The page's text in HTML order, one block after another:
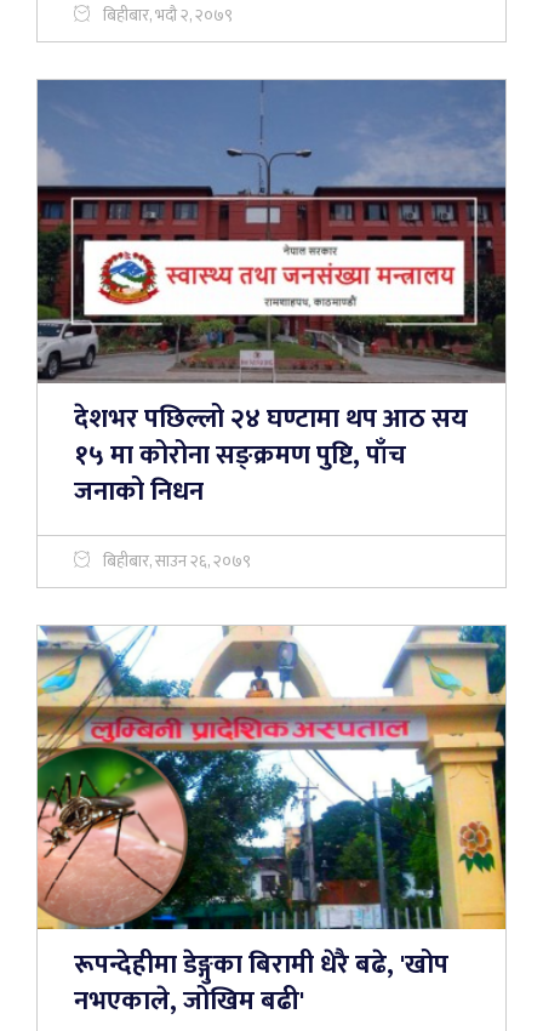
बिहीबार, भदौ २, २०७९
देशभर पछिल्लो २४ घण्टामा थप आठ सय
१५ मा कोरोना सङ्क्रमण पुष्टि, पाँच
जनाको निधन
बिहीबार, साउन २६, २०७९
रूपन्देहीमा डेङ्गुका बिरामी धेरै बढे, 'खोप
नभएकाले, जोखिम बढी'